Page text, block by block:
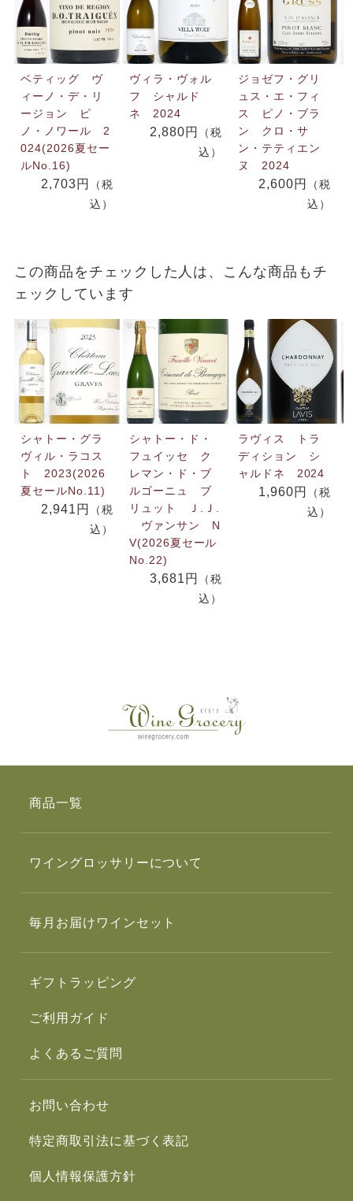
ベティッグ ヴ
ィーノ・デ・リ
ージョン ピ
ノ・ノワール 2
024(2026夏セー
ルNo.16)
2,703円
（税
込）
ヴィラ・ヴォル
フ シャルド
ネ 2024
2,880円
（税
込）
ジョゼフ・グリ
ュス・エ・フィ
ス ピノ・ブラ
ン クロ・サ
ン・テティエン
ヌ 2024
2,600円
（税
込）
この商品をチェックした人は、こんな商品もチ
ェックしています
シャトー・グラ
ヴィル・ラコス
ト 2023(2026
夏セールNo.11)
2,941円
（税
込）
シャトー・ド・
フュイッセ ク
レマン・ド・ブ
ルゴーニュ ブ
リュット Ｊ.Ｊ.
ヴァンサン N
V(2026夏セール
No.22)
3,681円
（税
込）
ラヴィス トラ
ディション シ
ャルドネ 2024
1,960円
（税
込）
商品一覧
ワイングロッサリーについて
毎月お届けワインセット
ギフトラッピング
ご利用ガイド
よくあるご質問
お問い合わせ
特定商取引法に基づく表記
個人情報保護方針